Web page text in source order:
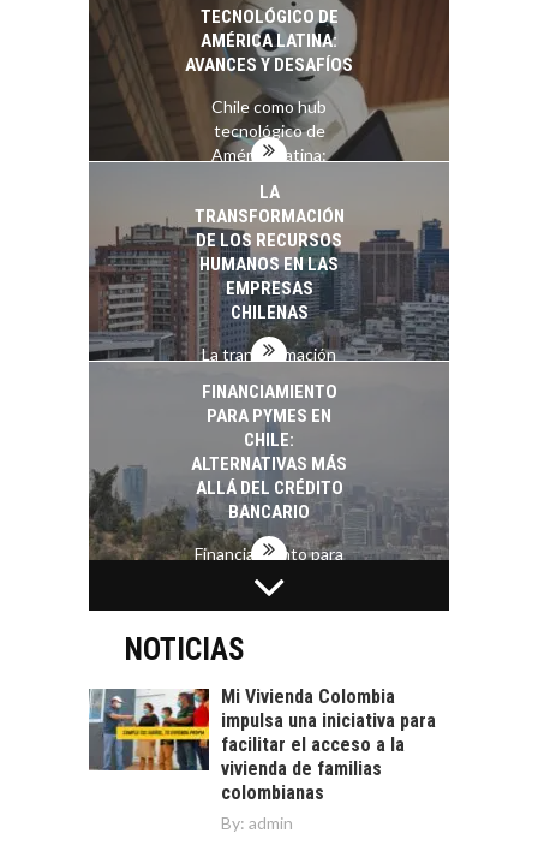
TECNOLÓGICO DE
AMÉRICA LATINA:
AVANCES Y DESAFÍOS
Chile como hub
tecnológico de
América Latina:
LA
TRANSFORMACIÓN
DE LOS RECURSOS
HUMANOS EN LAS
EMPRESAS
CHILENAS
La transformación
recursos humanos en
las empresas…
FINANCIAMIENTO
PARA PYMES EN
CHILE:
ALTERNATIVAS MÁS
ALLÁ DEL CRÉDITO
BANCARIO
Financiamiento para
pymes en Chile:
alternativas que
crédito…
EL CRECIMIENTO DE
LOS SERVICIOS
DIGITALES
EXPORTADOS DESDE
CHILE
El auge de las
exportaciones de
servicios digitales en
Chile:…
TURISMO EN EL
DESIERTO DE
NOTICIAS
Mi Vivienda Colombia
impulsa una iniciativa para
facilitar el acceso a la
vivienda de familias
colombianas
By: admin